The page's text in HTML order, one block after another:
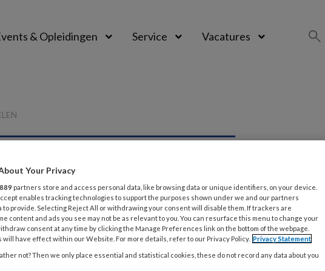
& Opleidingen Service Vacatures
auteur
Your Privacy
889 partners store and access personal data, like browsing data or unique identifiers, on your device.
enables tracking technologies to support the purposes shown under we and our partners
to provide. Selecting Reject All or withdrawing your consent will disable them. If trackers are
content and ads you see may not be as relevant to you. You can resurface this menu to change your
consent at any time by clicking the Manage Preferences link on the bottom of the webpage.
will have effect within our Website. For more details, refer to our Privacy Policy. Privacy Statement
not? Then we only place essential and statistical cookies, these do not record any data about you